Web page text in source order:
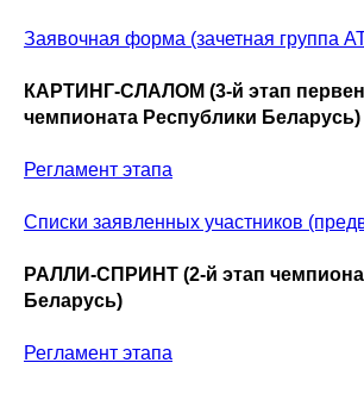
Заявочная форма (зачетная группа
КАРТИНГ-СЛАЛОМ (3-й этап
чемпионата Республики Беларусь)
Регламент этапа
Списки заявленных участников
РАЛЛИ-СПРИНТ (2-й этап
Беларусь)
Регламент этапа